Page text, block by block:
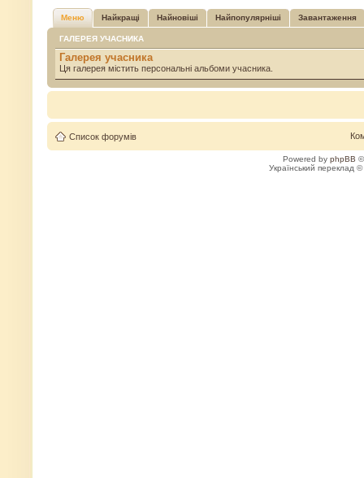
Меню Найкращі Найновіші Найпопулярніші Завантаження
ГАЛЕРЕЯ УЧАСНИКА
Галерея учасника
Ця галерея містить персональні альбоми учасника.
Список форумів
Powered by phpBB
Український переклад